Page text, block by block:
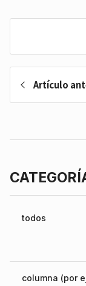
Artículo
todos
columna (por